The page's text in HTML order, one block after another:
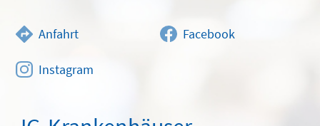
Anfahrt Facebook
Instagram